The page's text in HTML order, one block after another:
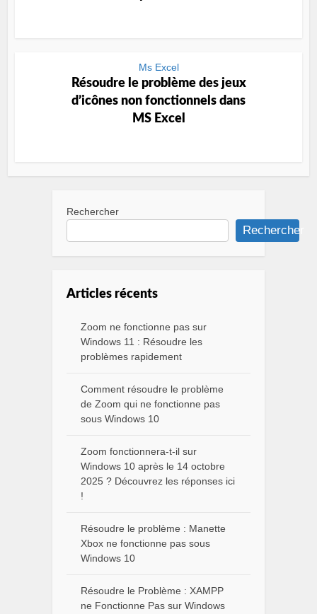
Ms Excel
Résoudre le problème des jeux
d’icônes non fonctionnels dans
MS Excel
Rechercher
Rechercher
Articles récents
Zoom ne fonctionne pas sur
Windows 11 : Résoudre les
problèmes rapidement
Comment résoudre le problème
de Zoom qui ne fonctionne pas
sous Windows 10
Zoom fonctionnera-t-il sur
Windows 10 après le 14 octobre
2025 ? Découvrez les réponses ici
!
Résoudre le problème : Manette
Xbox ne fonctionne pas sous
Windows 10
Résoudre le Problème : XAMPP
ne Fonctionne Pas sur Windows